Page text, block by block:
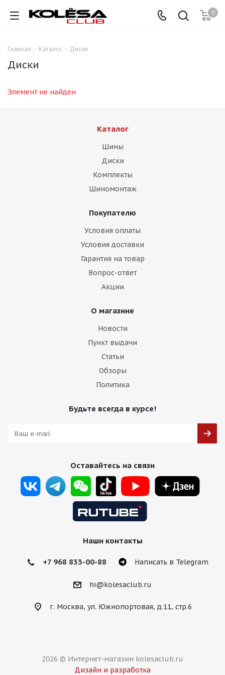
0
Главная - Каталог - Диски
Диски
Элемент не найден
Каталог
Шины
Диски
Комплекты
Шиномонтаж
Покупателю
Условия оплаты
Условия доставки
Гарантия на товар
Вопрос-ответ
Акции
О магазине
Новости
Пункт выдачи
Статьи
Обзоры
Политика
Будьте всегда в курсе!
Оставайтесь на связи
Наши контакты
+7 968 833-00-88 Написать в Telegram
hi@kolesaclub.ru
г. Москва, ул. Южнопортовая, д.11, стр.6
2026 © Интернет-магазин kolesaclub.ru
Дизайн и разработка